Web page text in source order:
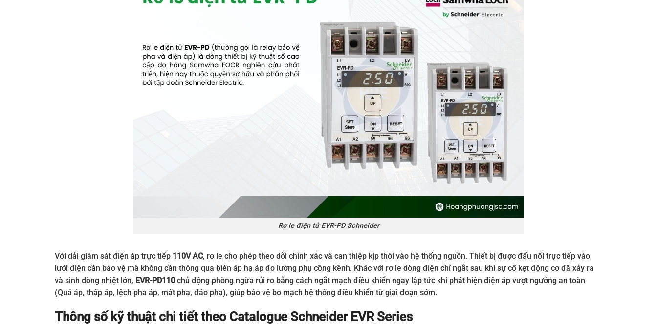
Rơ le điện tử EVR-PD Schneider
Với dải giám sát điện áp trực tiếp 110V AC, rơ le cho phép theo dõi chính xác và can thiệp kịp thời vào hệ thống nguồn. Thiết bị được đấu nối trực tiếp vào
lưới điện cần bảo vệ mà không cần thông qua biến áp hạ áp đo lường phụ cồng kềnh. Khác với rơ le dòng điện chỉ ngắt sau khi sự cố kẹt động cơ đã xảy ra
và sinh dòng nhiệt lớn, EVR-PD110 chủ động phòng ngừa rủi ro bằng cách ngắt mạch điều khiển ngay lập tức khi phát hiện điện áp vượt ngưỡng an toàn
(Quá áp, thấp áp, lệch pha áp, mất pha, đảo pha), giúp bảo vệ bo mạch hệ thống điều khiển từ giai đoạn sớm.
Thông số kỹ thuật chi tiết theo Catalogue Schneider EVR Series